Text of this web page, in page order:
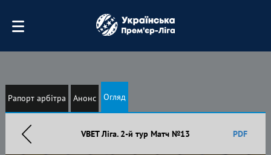
Рапорт арбітра Анонс Огляд
VBET Ліга. 2-й тур Матч №13 PDF